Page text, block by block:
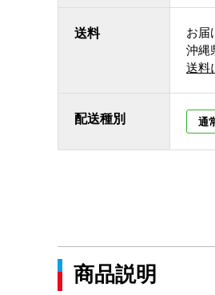
送料 お届
沖縄
送料
配送種別 通
商品説明